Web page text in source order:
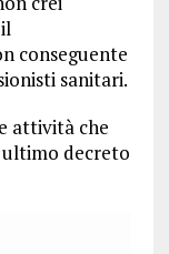
conseguente
sanitari.
attività che
decreto